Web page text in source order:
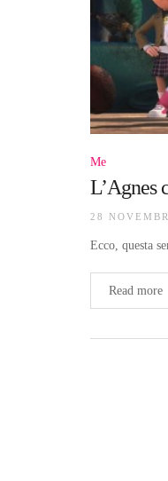
Me
L’Agnes
28
Ecco, questa
Read more